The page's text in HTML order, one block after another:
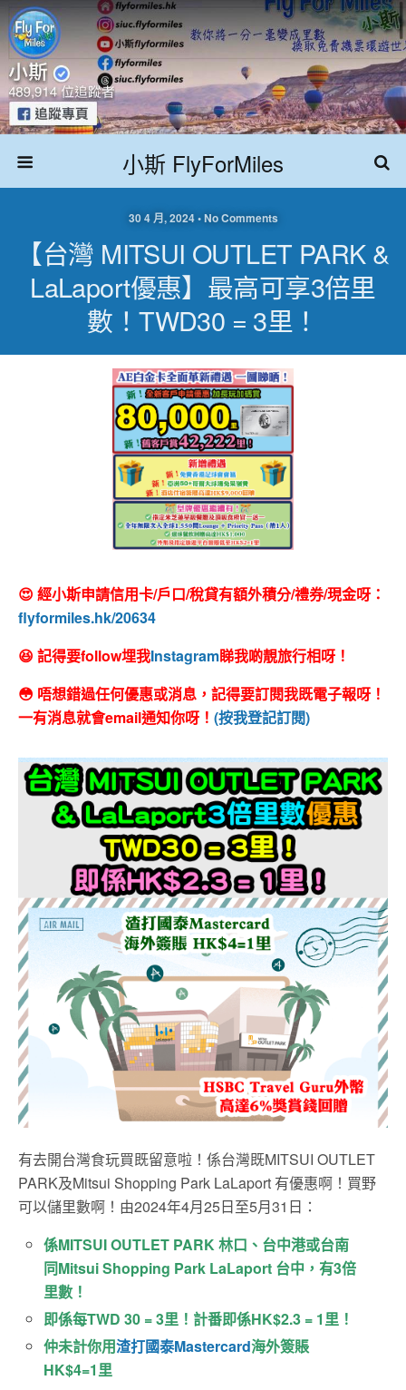
小斯 FlyForMiles
30 4 月, 2024 • No Comments
【台灣 MITSUI OUTLET PARK &
LaLaport優惠】最高可享3倍里
數！TWD30 = 3里！
😍 經小斯申請信用卡/戶口/稅貸有額外積分/禮券/現金呀：
flyformiles.hk/20634
😆 記得要follow埋我Instagram睇我啲靚旅行相呀！
😳 唔想錯過任何優惠或消息，記得要訂閱我既電子報呀！
一有消息就會email通知你呀！ (按我登記訂閱)
有去開台灣食玩買既留意啦！係台灣既MITSUI OUTLET
PARK及Mitsui Shopping Park LaLaport 有優惠啊！買野
可以儲里數啊！由2024年4月25日至5月31日：
係MITSUI OUTLET PARK 林口、台中港或台南
同Mitsui Shopping Park LaLaport 台中，有3倍
里數！
即係每TWD 30 = 3里！計番即係HK$2.3 = 1里！
仲未計你用渣打國泰Mastercard海外簽賬
HK$4=1里